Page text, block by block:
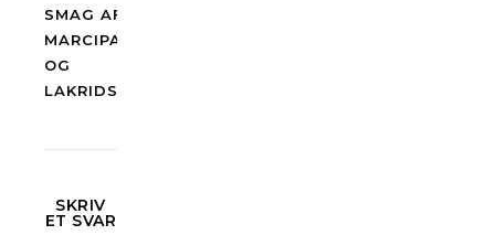
SMAG AF
MARCIPAN
OG
LAKRIDS
SKRIV
ET SVAR